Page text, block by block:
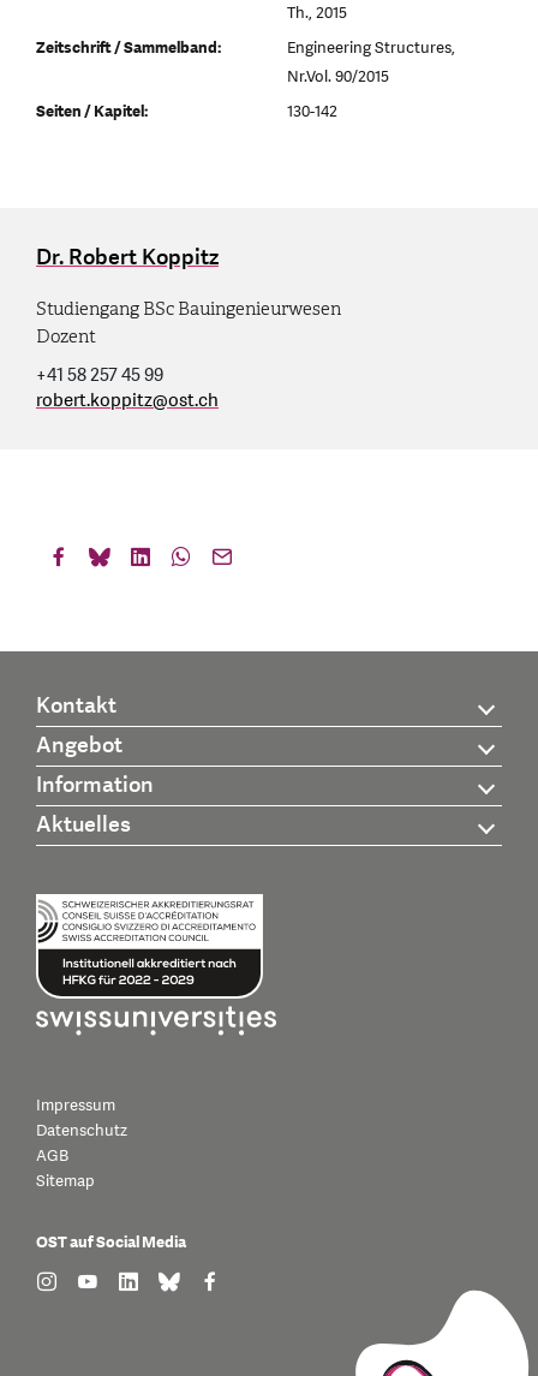
Th., 2015
Zeitschrift / Sammelband:
Engineering Structures,
Nr.Vol. 90/2015
Seiten / Kapitel:
130-142
Dr. Robert Koppitz
Studiengang BSc Bauingenieurwesen
Dozent
+41 58 257 45 99
robert.koppitz@ost.ch
Kontakt
Angebot
Information
Aktuelles
Impressum
Datenschutz
AGB
Sitemap
OST auf Social Media
find us on: instagram
find us on: youtube
find us on: linkedin
find us on: bluesky
find us on: facebook